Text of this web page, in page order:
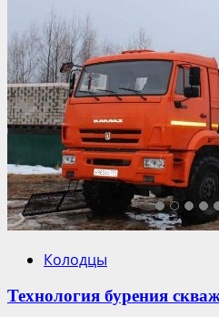
Колодцы
Технология бурения